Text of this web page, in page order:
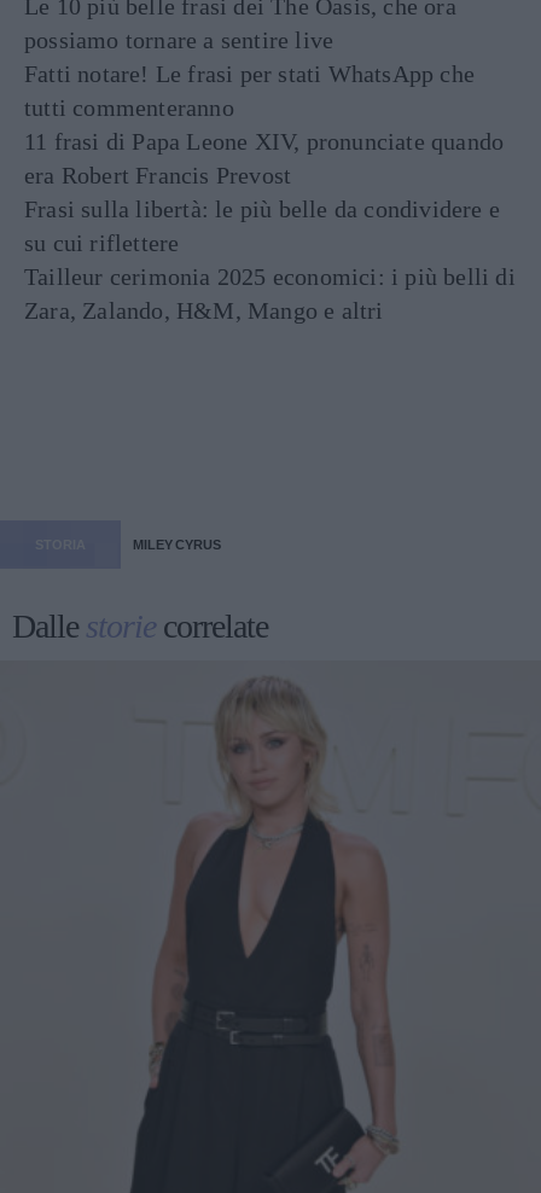
Le 10 più belle frasi dei The Oasis, che ora
possiamo tornare a sentire live
Fatti notare! Le frasi per stati WhatsApp che
tutti commenteranno
11 frasi di Papa Leone XIV, pronunciate quando
era Robert Francis Prevost
Frasi sulla libertà: le più belle da condividere e
su cui riflettere
Tailleur cerimonia 2025 economici: i più belli di
Zara, Zalando, H&M, Mango e altri
MILEY CYRUS
Dallestorie correlate